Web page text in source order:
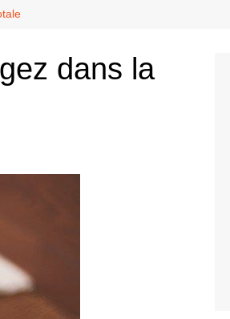
dans la